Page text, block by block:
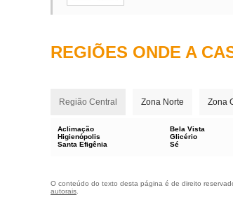
REGIÕES ONDE A
Região Central Zona Norte Zona
Aclimação Bela Vista
Higienópolis
Glicério
Santa Efigênia
Sé
O conteúdo do texto desta página é de direito
autorais